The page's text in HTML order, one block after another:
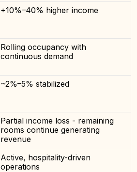
+10%–40% higher income
Rolling occupancy with
continuous demand
~2%–5% stabilized
Partial income loss - remaining
rooms continue generating
revenue
Active, hospitality-driven
operations